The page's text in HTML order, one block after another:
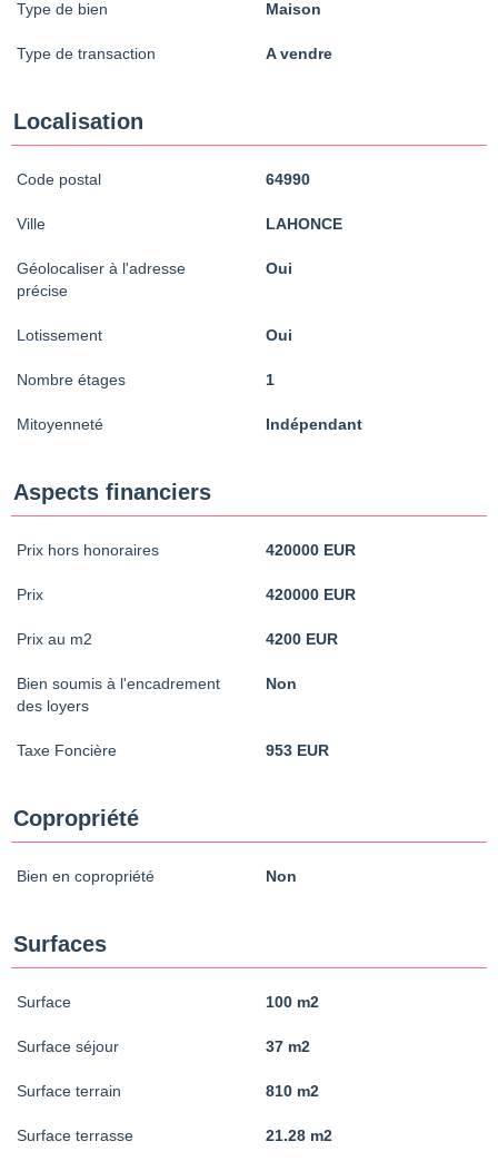
Type de bien Maison
Type de transaction A vendre
Localisation
Code postal 64990
Ville LAHONCE
Géolocaliser à l'adresse
précise
Oui
Lotissement Oui
Nombre étages 1
Mitoyenneté Indépendant
Aspects financiers
Prix hors honoraires 420000 EUR
Prix 420000 EUR
Prix au m2 4200 EUR
Bien soumis à l'encadrement
des loyers
Non
Taxe Foncière 953 EUR
Copropriété
Bien en copropriété Non
Surfaces
Surface 100 m2
Surface séjour 37 m2
Surface terrain 810 m2
Surface terrasse 21.28 m2